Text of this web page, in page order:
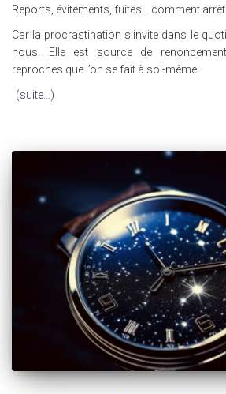
Reports, évitements, fuites… comment
Car la procrastination s’invite dans le
nous. Elle est source de
reproches que l’on se fait à soi-même.
(suite…)